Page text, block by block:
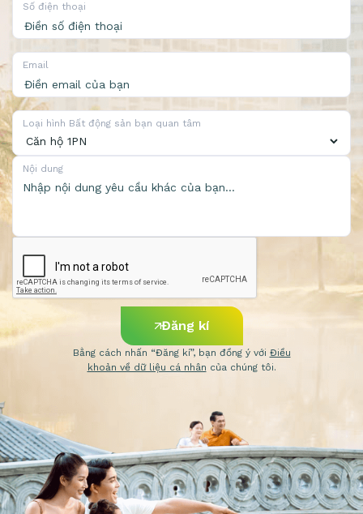
Số điện thoại
Email
Loại hình Bất động sản bạn quan tâm
Nội dung
Bằng cách nhấn “Đăng kí”, bạn đồng ý với Điều
khoản về dữ liệu cá nhân của chúng tôi.
Đăng kí